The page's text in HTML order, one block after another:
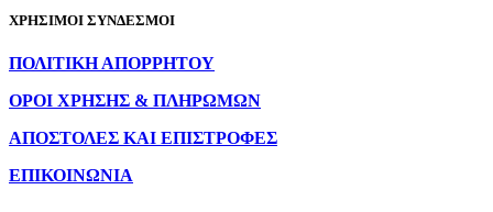
ΧΡΗΣΙΜΟΙ ΣΥΝΔΕΣΜΟΙ
ΠΟΛΙΤΙΚΗ ΑΠΟΡΡΗΤΟΥ
ΟΡΟΙ ΧΡΗΣΗΣ & ΠΛΗΡΩΜΩΝ
ΑΠΟΣΤΟΛΕΣ ΚΑΙ ΕΠΙΣΤΡΟΦΕΣ
ΕΠΙΚΟΙΝΩΝΙΑ